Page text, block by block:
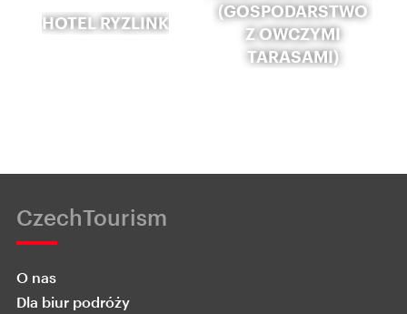
HOTEL RYZLINK
(GOSPODARSTWO
Z OWCZYMI
TARASAMI)
CzechTourism
O nas
Dla biur podróży